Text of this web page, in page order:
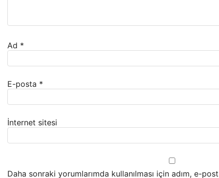
Ad *
E-posta *
İnternet sitesi
Daha sonraki yorumlarımda kullanılması için adım, e-